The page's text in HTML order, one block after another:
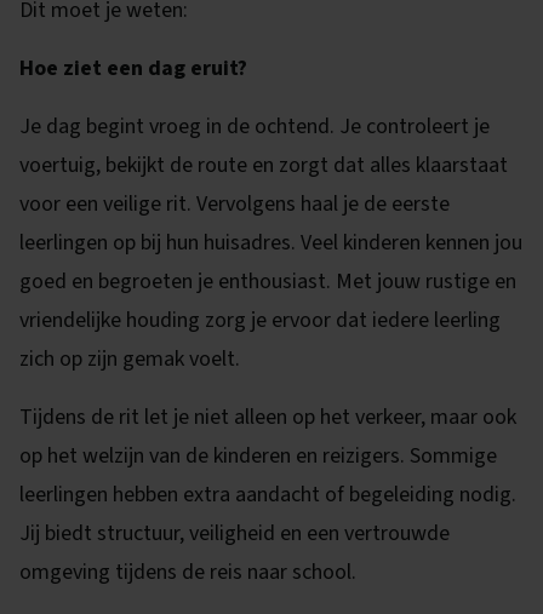
Dit moet je weten:
Hoe ziet een dag eruit?
Je dag begint vroeg in de ochtend. Je controleert je
voertuig, bekijkt de route en zorgt dat alles klaarstaat
voor een veilige rit. Vervolgens haal je de eerste
leerlingen op bij hun huisadres. Veel kinderen kennen jou
goed en begroeten je enthousiast. Met jouw rustige en
vriendelijke houding zorg je ervoor dat iedere leerling
zich op zijn gemak voelt.
Tijdens de rit let je niet alleen op het verkeer, maar ook
op het welzijn van de kinderen en reizigers. Sommige
leerlingen hebben extra aandacht of begeleiding nodig.
Jij biedt structuur, veiligheid en een vertrouwde
omgeving tijdens de reis naar school.